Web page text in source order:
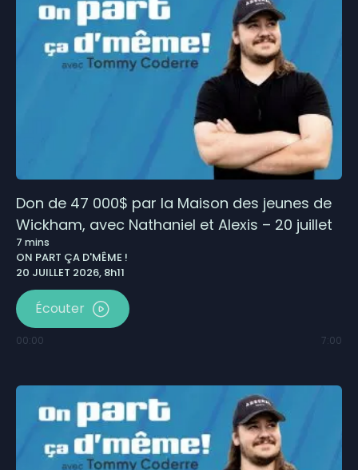
Don de 47 000$ par la Maison des jeunes de
Wickham, avec Nathaniel et Alexis – 20 juillet
7 mins
ON PART ÇA D'MÊME !
20 JUILLET 2026, 8h11
Écouter
00:00 7:00